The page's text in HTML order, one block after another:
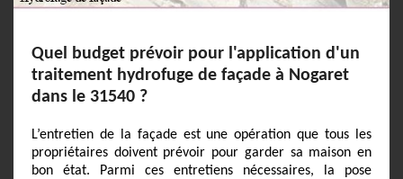
Quel budget prévoir pour l'application d'un
traitement hydrofuge de façade à Nogaret
dans le 31540 ?
L’entretien de la façade est une opération que tous les
propriétaires doivent prévoir pour garder sa maison en
bon état. Parmi ces entretiens nécessaires, la pose